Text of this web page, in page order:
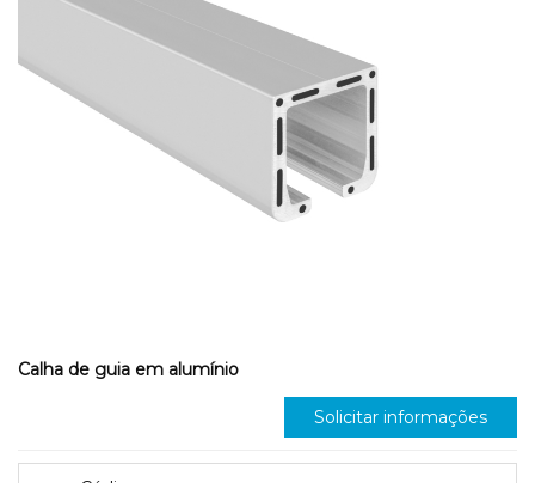
Calha de guia em alumínio
Solicitar informações